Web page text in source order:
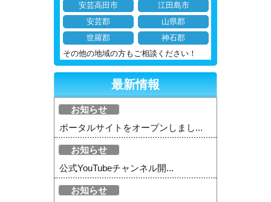
安芸高田市
江田島市
安芸郡
山県郡
世羅郡
神石郡
その他の地域の方もご相談ください！
最新情報
お知らせ
ポータルサイトをオープンしまし...
お知らせ
公式YouTubeチャンネル開...
お知らせ